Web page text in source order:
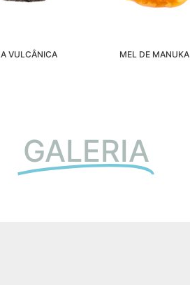
VULCÂNICA MEL DE MANUKA
GALERIA